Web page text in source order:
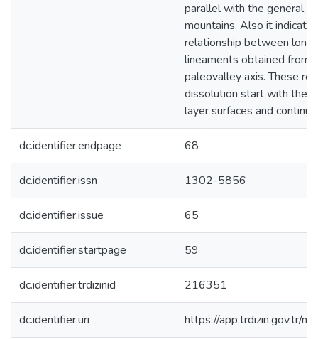
parallel with the general
mountains. Also it
relationship between long
lineaments obtained from
paleovalley axis. These
dissolution start with the
layer surfaces and
dc.identifier.endpage 68
dc.identifier.issn 1302-5856
dc.identifier.issue 65
dc.identifier.startpage 59
dc.identifier.trdizinid 216351
dc.identifier.uri https://app.trdizin.gov.tr/